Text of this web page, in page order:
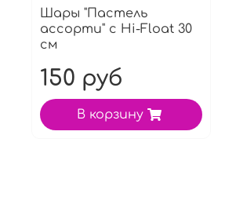
Шары "Пастель
ассорти" с Hi-Float 30
см
150 руб
В корзину